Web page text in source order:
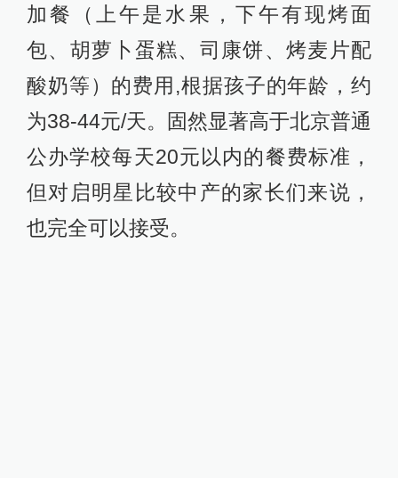
加餐（上午是水果，下午有现烤面
包、胡萝卜蛋糕、司康饼、烤麦片配
酸奶等）的费用,根据孩子的年龄，约
为38-44元/天。固然显著高于北京普通
公办学校每天20元以内的餐费标准，
但对启明星比较中产的家长们来说，
也完全可以接受。